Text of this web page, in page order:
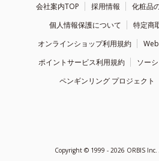
会社案内TOP 採用情報
化粧品
個人情報保護について
特定商
オンラインショップ利用規約
ポイントサービス利用規約
ソー
ペンギンリング プロジェクト
Copyright © 1999 - 2026 ORBIS